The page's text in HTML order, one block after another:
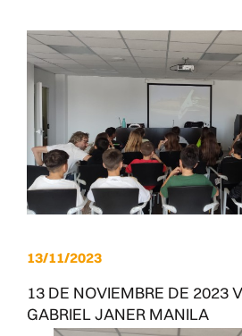
13/11/2023
13 DE NOVIEMBRE DE 2023
GABRIEL JANER MANILA